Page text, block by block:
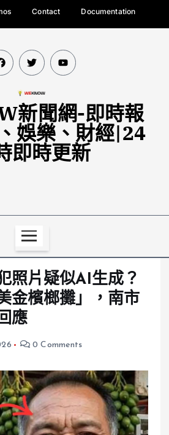
Contact Documentation
新聞網-即時報
娛樂、財經|24
即時更新
照片疑似AI生成？
金檳榔攤」，南市
應
0 Comments